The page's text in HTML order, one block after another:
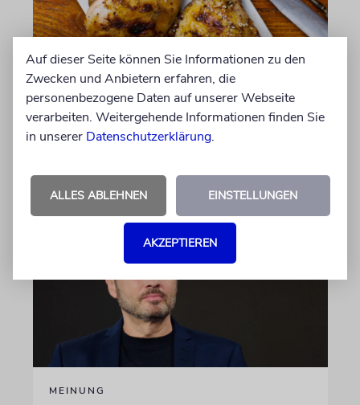
AUFGEGABELT
Zitronen-Zaatar-Hühnchen
Rezepte und Leckeres
MEINUNG
Auf dieser Seite können Sie Informationen zu den
Zwecken und Anbietern erfahren, die
personenbezogene Daten auf unserer Webseite
verarbeiten. Weitergehende Informationen finden Sie
in unserer Datenschutzerklärung.
ALLES ABLEHNEN EINSTELLUNGEN
AKZEPTIEREN